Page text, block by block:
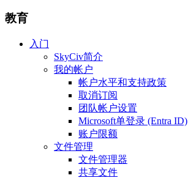
教育
入门
SkyCiv简介
我的帐户
帐户水平和支持政策
取消订阅
团队帐户设置
Microsoft单登录 (Entra ID)
账户限额
文件管理
文件管理器
共享文件